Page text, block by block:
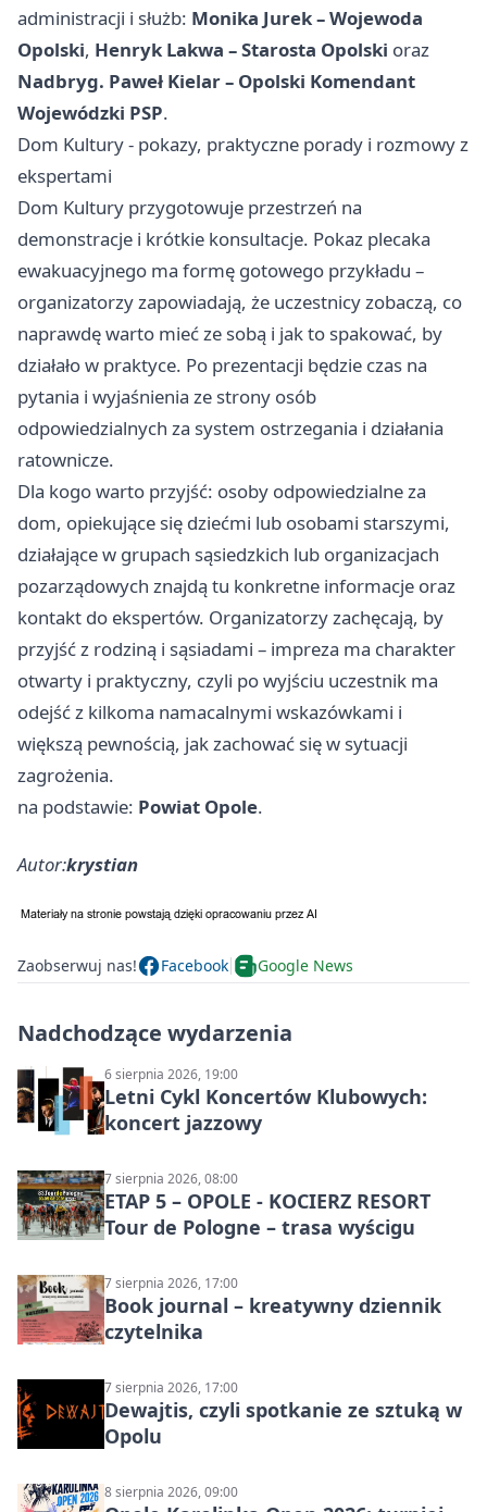
administracji i służb: Monika Jurek – Wojewoda
Opolski, Henryk Lakwa – Starosta Opolski oraz
Nadbryg. Paweł Kielar – Opolski Komendant
Wojewódzki PSP.
Dom Kultury - pokazy, praktyczne porady i rozmowy z
ekspertami
Dom Kultury przygotowuje przestrzeń na
demonstracje i krótkie konsultacje. Pokaz plecaka
ewakuacyjnego ma formę gotowego przykładu –
organizatorzy zapowiadają, że uczestnicy zobaczą, co
naprawdę warto mieć ze sobą i jak to spakować, by
działało w praktyce. Po prezentacji będzie czas na
pytania i wyjaśnienia ze strony osób
odpowiedzialnych za system ostrzegania i działania
ratownicze.
Dla kogo warto przyjść: osoby odpowiedzialne za
dom, opiekujące się dziećmi lub osobami starszymi,
działające w grupach sąsiedzkich lub organizacjach
pozarządowych znajdą tu konkretne informacje oraz
kontakt do ekspertów. Organizatorzy zachęcają, by
przyjść z rodziną i sąsiadami – impreza ma charakter
otwarty i praktyczny, czyli po wyjściu uczestnik ma
odejść z kilkoma namacalnymi wskazówkami i
większą pewnością, jak zachować się w sytuacji
zagrożenia.
na podstawie: Powiat Opole.
Autor:krystian
Zaobserwuj nas! Facebook Google News
Nadchodzące wydarzenia
6 sierpnia 2026, 19:00
Letni Cykl Koncertów Klubowych:
koncert jazzowy
7 sierpnia 2026, 08:00
ETAP 5 – OPOLE - KOCIERZ RESORT
Tour de Pologne – trasa wyścigu
7 sierpnia 2026, 17:00
Book journal – kreatywny dziennik
czytelnika
7 sierpnia 2026, 17:00
Dewajtis, czyli spotkanie ze sztuką w
Opolu
8 sierpnia 2026, 09:00